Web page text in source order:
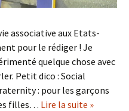
associative aux Etats-
pour le rédiger ! Je
quelque chose avec
Petit dico : Social
: pour les garçons
filles… Lire la suite »